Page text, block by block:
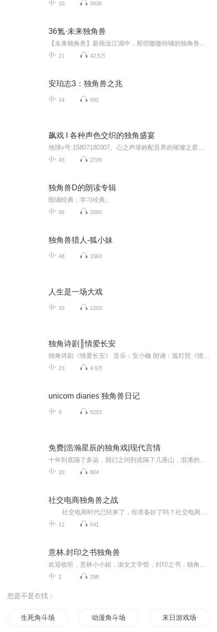
10 5936
36氪·未来独角兽
21 42.5万
安珀志3：独角兽之兆
14 592
飙戏 I 各种声色交织的独角盛宴
43 2709
独角兽D的朗读专辑
朗诵经典，学习经典。
56 2050
独角兽猎人-狐小妹
48 1563
人生是一场大戏
33 1203
独角诗剧║情爱长安
23 4.9万
unicorn diaries 独角兽日记
9 5253
免费|浩瀚星辰的独角戏|现代言情
20 804
社交电商独角兽之战
11 541
意林.封印之书独角兽
2 298
您是不是在找：
生死角斗场 动漫角斗场 末日游戏场